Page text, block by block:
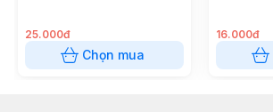
25.000đ
Chọn mua
16.000đ